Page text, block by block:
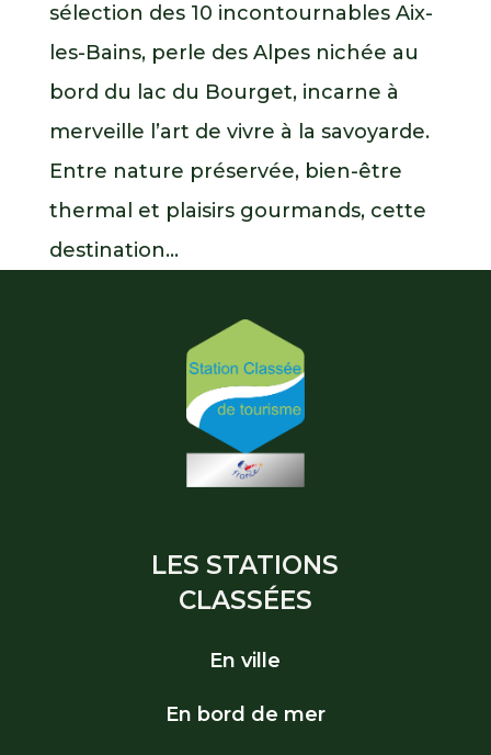
sélection des 10 incontournables Aix-
les-Bains, perle des Alpes nichée au
bord du lac du Bourget, incarne à
merveille l’art de vivre à la savoyarde.
Entre nature préservée, bien-être
thermal et plaisirs gourmands, cette
destination...
LES STATIONS
CLASSÉES
En ville
En bord de mer